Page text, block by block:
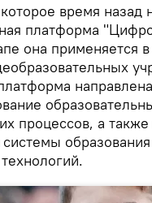
время назад
платформа
она применяется
процессов, а
системы